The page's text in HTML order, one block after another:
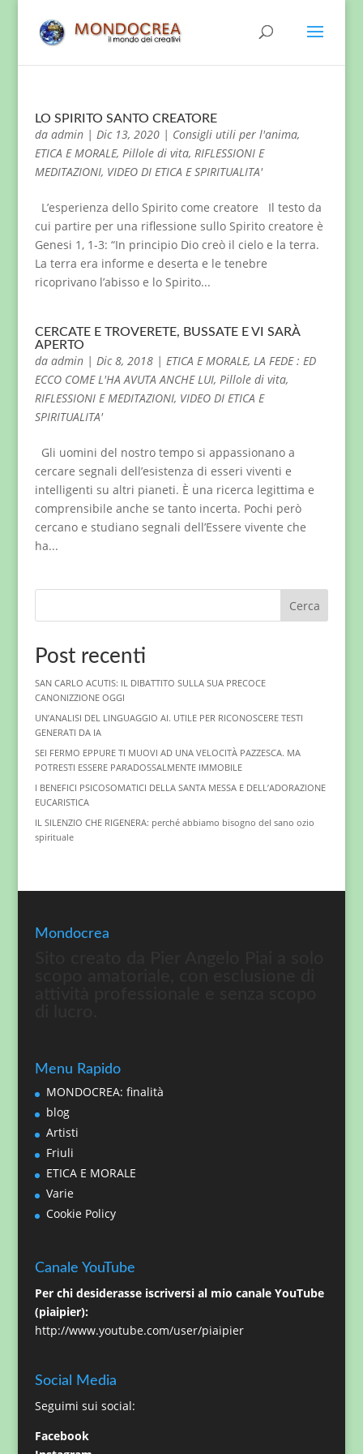
LO SPIRITO SANTO CREATORE
da admin| Dic 13, 2020| Consigli utili per l'anima,
ETICA E MORALE, Pillole di vita, RIFLESSIONI E
MEDITAZIONI, VIDEO DI ETICA E SPIRITUALITA'
L’esperienza dello Spirito come creatore Il testo da
cui partire per una riflessione sullo Spirito creatore è
Genesi 1, 1-3: “In principio Dio creò il cielo e la terra.
La terra era informe e deserta e le tenebre
ricoprivano l’abisso e lo Spirito...
CERCATE E TROVERETE, BUSSATE E VI SARÀ
APERTO
da admin| Dic 8, 2018| ETICA E MORALE, LA FEDE : ED
ECCO COME L'HA AVUTA ANCHE LUI, Pillole di vita,
RIFLESSIONI E MEDITAZIONI, VIDEO DI ETICA E
SPIRITUALITA'
Gli uomini del nostro tempo si appassionano a
cercare segnali dell’esistenza di esseri viventi e
intelligenti su altri pianeti. È una ricerca legittima e
comprensibile anche se tanto incerta. Pochi però
cercano e studiano segnali dell’Essere vivente che
ha...
Cerca
Post recenti
SAN CARLO ACUTIS: IL DIBATTITO SULLA SUA PRECOCE
CANONIZZIONE OGGI
UN’ANALISI DEL LINGUAGGIO AI. UTILE PER RICONOSCERE TESTI
GENERATI DA IA
SEI FERMO EPPURE TI MUOVI AD UNA VELOCITÀ PAZZESCA. MA
POTRESTI ESSERE PARADOSSALMENTE IMMOBILE
I BENEFICI PSICOSOMATICI DELLA SANTA MESSA E DELL’ADORAZIONE
EUCARISTICA
IL SILENZIO CHE RIGENERA: perché abbiamo bisogno del sano ozio
spirituale
Mondocrea
Menu Rapido
MONDOCREA: finalità
blog
Artisti
Friuli
ETICA E MORALE
Varie
Cookie Policy
Canale YouTube
Per chi desiderasse iscriversi al mio canale YouTube
(piaipier):
http://www.youtube.com/user/piaipier
Social Media
Seguimi sui social:
Facebook